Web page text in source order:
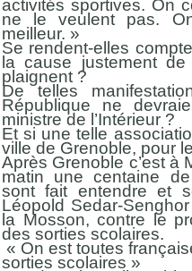
activités sportives. On
ne le veulent pas.
meilleur. »
Se rendent-elles
la cause justement
plaignent ?
De telles
République ne
ministre de l’Intérieur ?
Et si une telle
ville de Grenoble, pour
Après Grenoble c’est à
matin une centaine
sont fait entendre et
Léopold Sedar-
la Mosson, contre le
des sorties scolaires.
« On est toutes
sorties scolaires »